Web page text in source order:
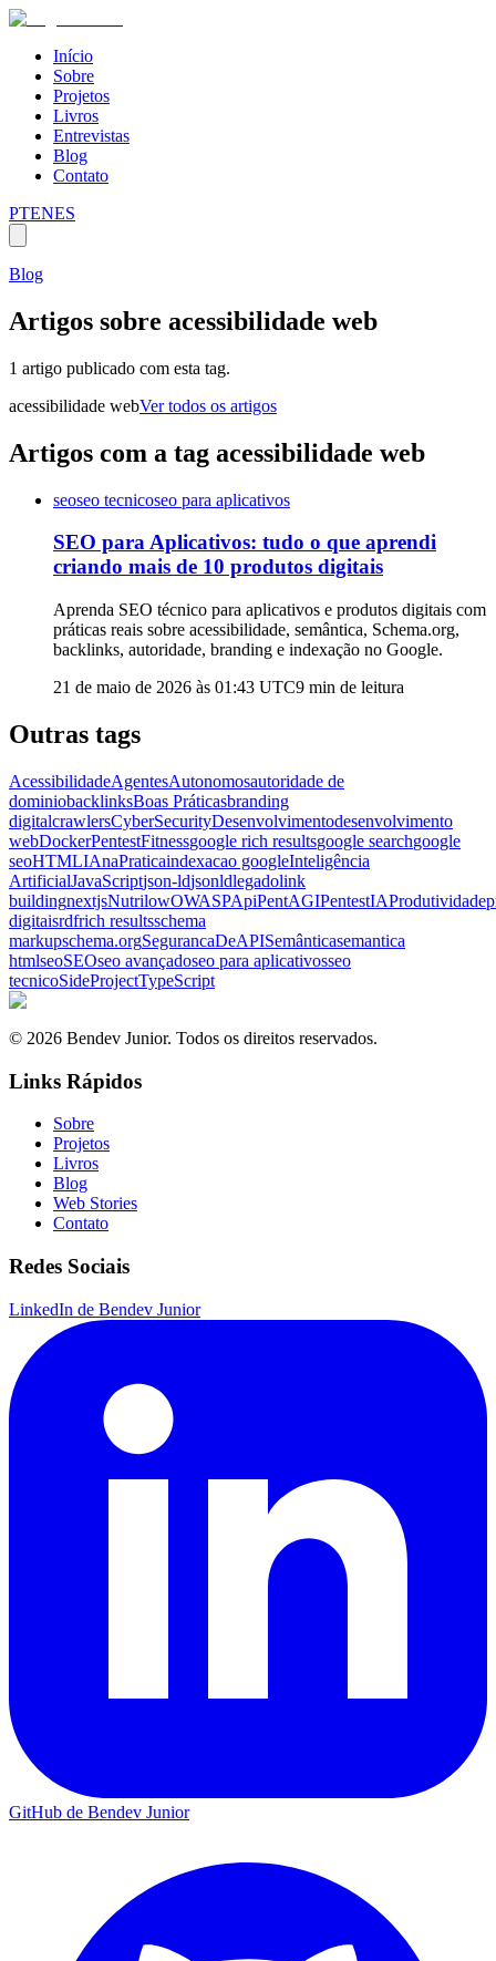
Início
Sobre
Projetos
Livros
Entrevistas
Blog
Contato
PTENES
Blog
Artigos sobre acessibilidade web
1 artigo publicado com esta tag.
acessibilidade webVer todos os artigos
Artigos com a tag acessibilidade web
seoseo tecnicoseo para aplicativos
SEO para Aplicativos: tudo o que aprendi
criando mais de 10 produtos digitais
Aprenda SEO técnico para aplicativos e produtos digitais com
práticas reais sobre acessibilidade, semântica, Schema.org,
backlinks, autoridade, branding e indexação no Google.
21 de maio de 2026 às 01:43 UTC9 min de leitura
Outras tags
AcessibilidadeAgentesAutonomosautoridade de
dominiobacklinksBoas Práticasbranding
digitalcrawlersCyberSecurityDesenvolvimentodesenvolvimento
webDockerPentestFitnessgoogle rich resultsgoogle searchgoogle
seoHTMLIAnaPraticaindexacao googleInteligência
ArtificialJavaScriptjson-ldjsonldlegadolink
buildingnextjsNutrilowOWASPApiPentAGIPentestIAProdutividade
digitaisrdfrich resultsschema
markupschema.orgSegurancaDeAPISemânticasemantica
htmlseoSEOseo avançadoseo para aplicativosseo
tecnicoSideProjectTypeScript
© 2026 Bendev Junior. Todos os direitos reservados.
Links Rápidos
Sobre
Projetos
Livros
Blog
Web Stories
Contato
Redes Sociais
LinkedIn de Bendev Junior
GitHub de Bendev Junior